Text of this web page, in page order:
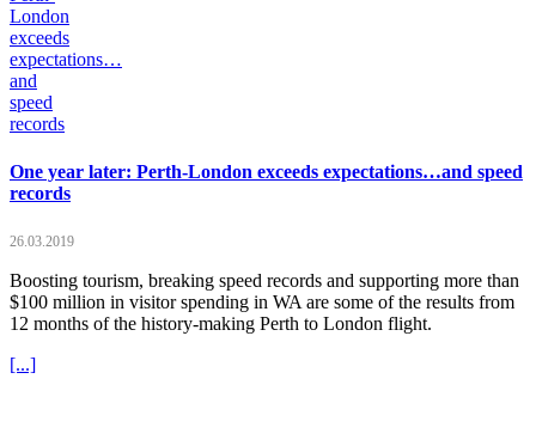
One year later: Perth-London exceeds expectations…and speed
records
26.03.2019
Boosting tourism, breaking speed records and supporting more than
$100 million in visitor spending in WA are some of the results from
12 months of the history-making Perth to London flight.
[...]